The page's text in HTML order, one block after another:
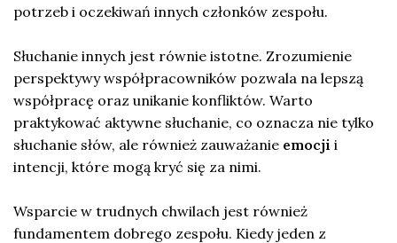
potrzeb i oczekiwań innych członków zespołu.
Słuchanie innych jest równie istotne. Zrozumienie
perspektywy współpracowników pozwala na lepszą
współpracę oraz unikanie konfliktów. Warto
praktykować aktywne słuchanie, co oznacza nie tylko
słuchanie słów, ale również zauważanie emocji i
intencji, które mogą kryć się za nimi.
Wsparcie w trudnych chwilach jest również
fundamentem dobrego zespołu. Kiedy jeden z